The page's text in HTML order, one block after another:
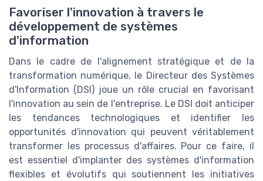
Favoriser l'innovation à travers le
développement de systèmes
d'information
Dans le cadre de l'alignement stratégique et de la
transformation numérique, le Directeur des Systèmes
d'Information (DSI) joue un rôle crucial en favorisant
l'innovation au sein de l'entreprise. Le DSI doit anticiper
les tendances technologiques et identifier les
opportunités d'innovation qui peuvent véritablement
transformer les processus d'affaires. Pour ce faire, il
est essentiel d'implanter des systèmes d'information
flexibles et évolutifs qui soutiennent les initiatives